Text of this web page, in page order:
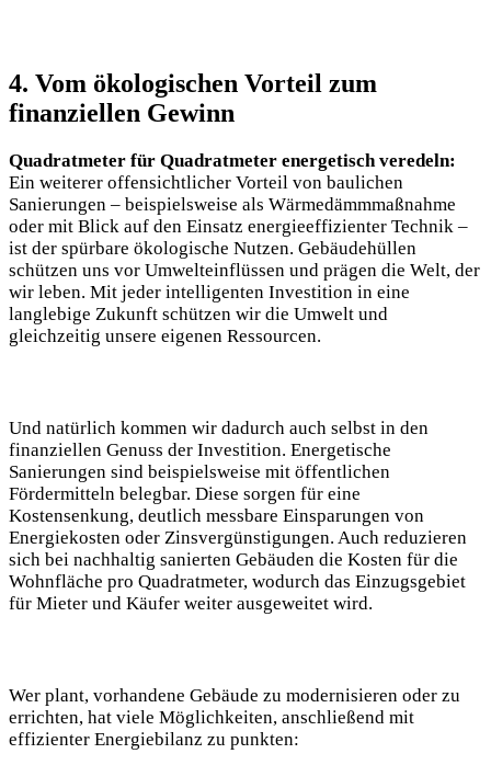
4. Vom ökologischen Vorteil zum
finanziellen Gewinn
Quadratmeter für Quadratmeter energetisch veredeln:
Ein weiterer offensichtlicher Vorteil von baulichen
Sanierungen – beispielsweise als Wärmedämmmaßnahme
oder mit Blick auf den Einsatz energieeffizienter Technik –
ist der spürbare ökologische Nutzen. Gebäudehüllen
schützen uns vor Umwelteinflüssen und prägen die Welt, der
wir leben. Mit jeder intelligenten Investition in eine
langlebige Zukunft schützen wir die Umwelt und
gleichzeitig unsere eigenen Ressourcen.
Und natürlich kommen wir dadurch auch selbst in den
finanziellen Genuss der Investition. Energetische
Sanierungen sind beispielsweise mit öffentlichen
Fördermitteln belegbar. Diese sorgen für eine
Kostensenkung, deutlich messbare Einsparungen von
Energiekosten oder Zinsvergünstigungen. Auch reduzieren
sich bei nachhaltig sanierten Gebäuden die Kosten für die
Wohnfläche pro Quadratmeter, wodurch das Einzugsgebiet
für Mieter und Käufer weiter ausgeweitet wird.
Wer plant, vorhandene Gebäude zu modernisieren oder zu
errichten, hat viele Möglichkeiten, anschließend mit
effizienter Energiebilanz zu punkten: